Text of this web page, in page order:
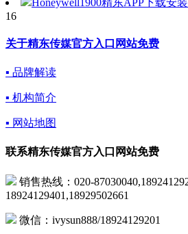
16
关于精东传媒官方入口网站免费
▪ 品牌解读
▪ 机构简介
▪ 网站地图
联系精东传媒官方入口网站免费
销售热线：020-
18924129401,18929502661
微信：ivysun888/18924129201